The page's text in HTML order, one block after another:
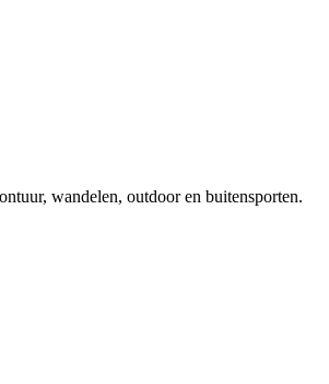
wandelen, outdoor en buitensporten.